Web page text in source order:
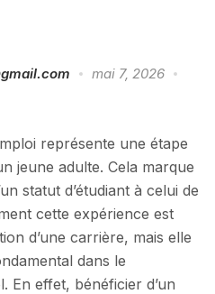
mai 7, 2026
représente une étape
jeune adulte. Cela marque
statut d’étudiant à celui de
cette expérience est
d’une carrière, mais elle
dans le
En effet, bénéficier d’un